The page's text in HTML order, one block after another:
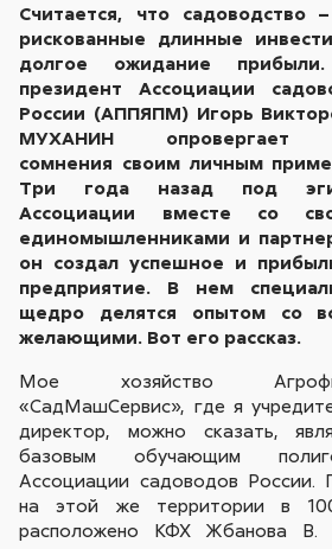
Считается, что садоводство
рискованные длинные
долгое ожидание
президент Ассоциации
России (АППЯПМ) Игорь
МУХАНИН опровергает
сомнения своим личным
Три года назад под
Ассоциации вместе со
единомышленниками и
он создал успешное и
предприятие. В нем
щедро делятся опытом со
желающими. Вот его рассказ.
Мое хозяйство
«СадМашСервис», где я
директор, можно сказать,
базовым обучающим
Ассоциации садоводов России.
на этой же территории в
расположено КФХ Жбанова